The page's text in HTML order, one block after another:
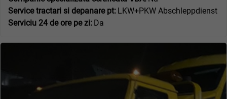
Service tractari si depanare pt: LKW+PKW Abschleppdienst
Serviciu 24 de ore pe zi: Da